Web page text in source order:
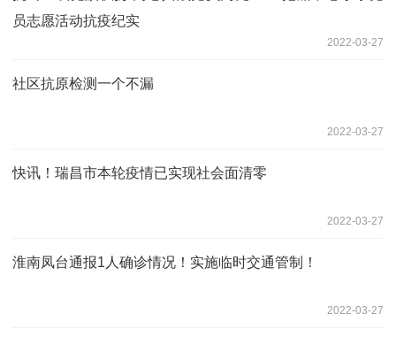
员志愿活动抗疫纪实
2022-03-27
社区抗原检测一个不漏
2022-03-27
快讯！瑞昌市本轮疫情已实现社会面清零
2022-03-27
淮南凤台通报1人确诊情况！实施临时交通管制！
2022-03-27